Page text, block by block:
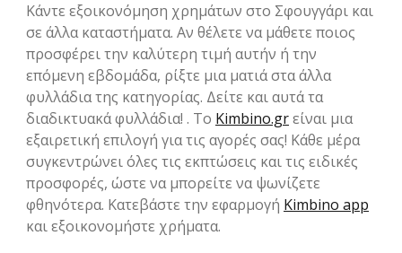
Κάντε εξοικονόμηση χρημάτων στο Σφουγγάρι και
σε άλλα καταστήματα. Αν θέλετε να μάθετε ποιος
προσφέρει την καλύτερη τιμή αυτήν ή την
επόμενη εβδομάδα, ρίξτε μια ματιά στα άλλα
φυλλάδια της κατηγορίας. Δείτε και αυτά τα
διαδικτυακά φυλλάδια! . Το Kimbino.grείναι μια
εξαιρετική επιλογή για τις αγορές σας! Κάθε μέρα
συγκεντρώνει όλες τις εκπτώσεις και τις ειδικές
προσφορές, ώστε να μπορείτε να ψωνίζετε
φθηνότερα. Κατεβάστε την εφαρμογή Kimbino app
και εξοικονομήστε χρήματα.